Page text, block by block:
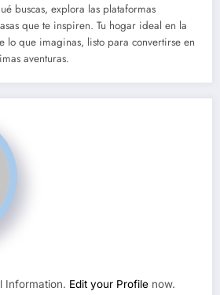
buscas, explora las plataformas
que te inspiren. Tu hogar ideal en la
lo que imaginas, listo para convertirse en
aventuras.
Information. Edit your Profile now.